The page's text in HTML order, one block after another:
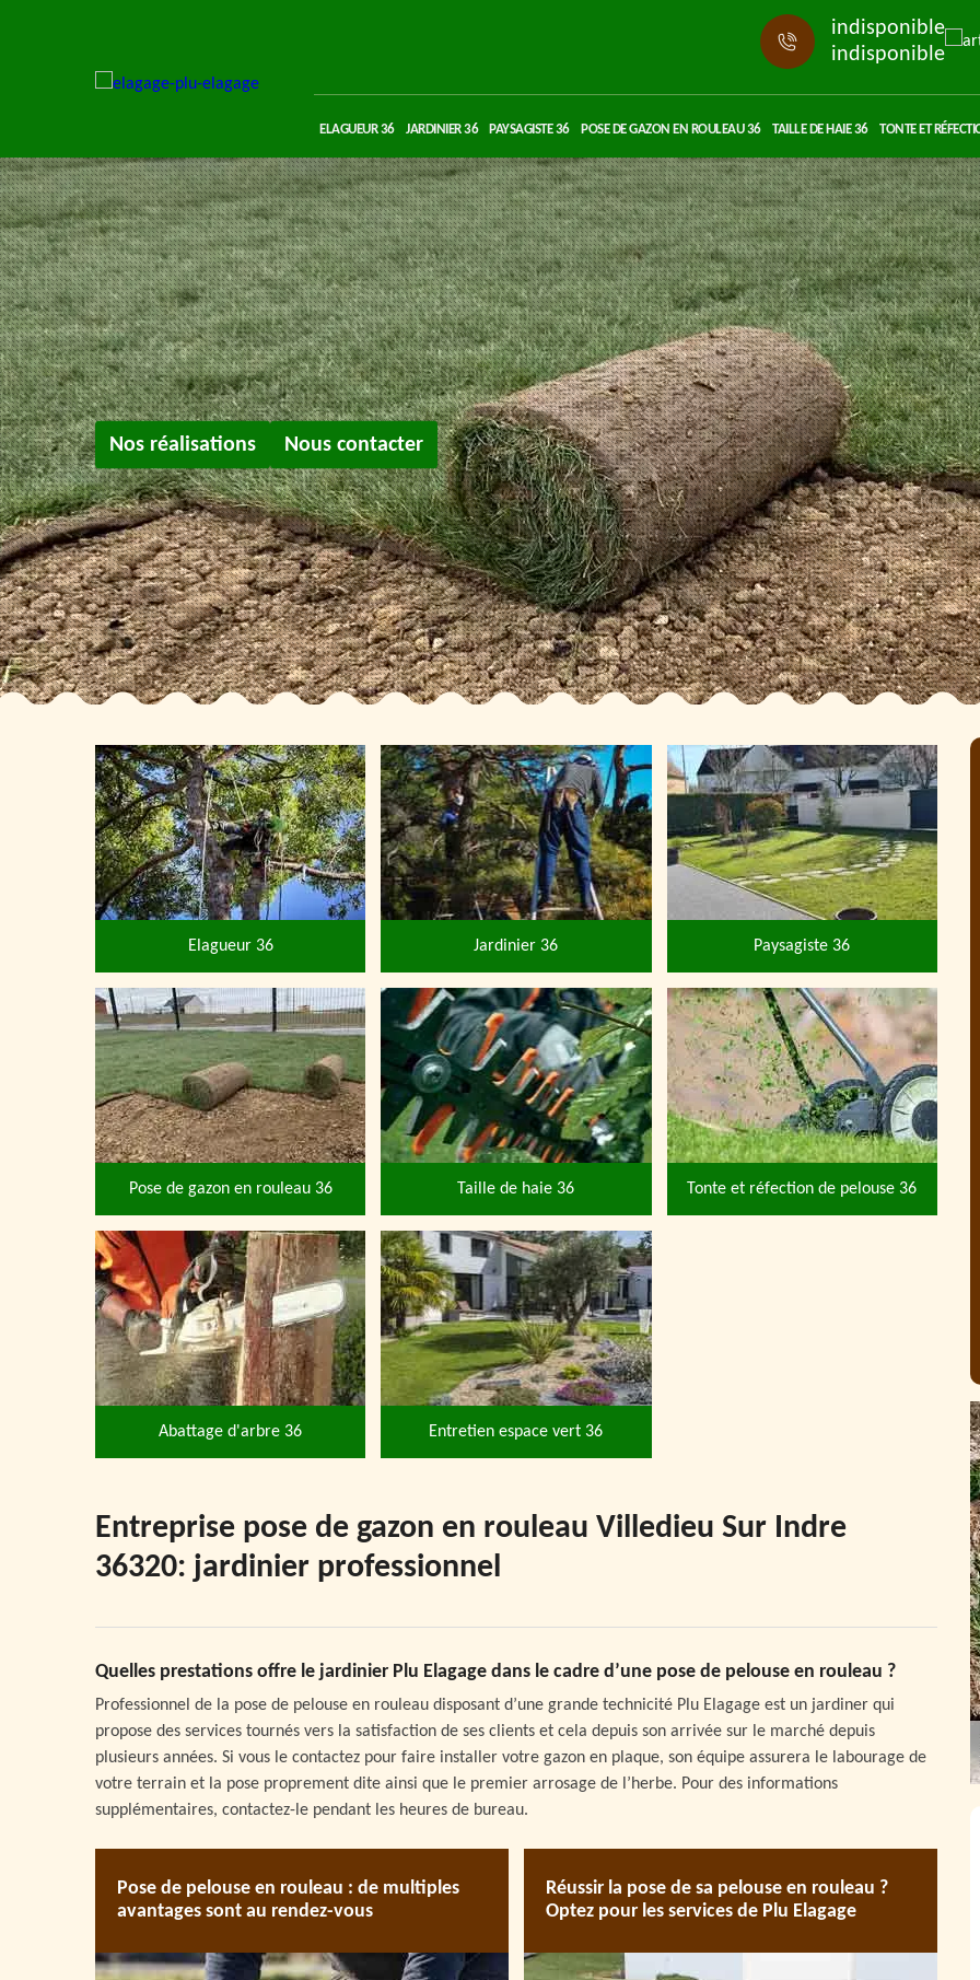
indisponible
indisponible
ELAGUEUR 36 JARDINIER 36 PAYSAGISTE 36 POSE DE GAZON EN ROULEAU 36 TAILLE DE HAIE 36 TONTE ET
Nos réalisations Nous contacter
Elagueur 36 Jardinier 36 Paysagiste 36
Pose de gazon en rouleau 36 Taille de haie 36 Tonte et réfection de pelouse 36
Abattage d'arbre 36 Entretien espace vert 36
Entreprise pose de gazon en rouleau Villedieu Sur Indre
36320: jardinier professionnel
Quelles prestations offre le jardinier Plu Elagage dans le cadre d’une pose de pelouse en rouleau ?
Professionnel de la pose de pelouse en rouleau disposant d’une grande technicité Plu Elagage est un jardiner qui
propose des services tournés vers la satisfaction de ses clients et cela depuis son arrivée sur le marché depuis
plusieurs années. Si vous le contactez pour faire installer votre gazon en plaque, son équipe assurera le labourage de
votre terrain et la pose proprement dite ainsi que le premier arrosage de l’herbe. Pour des informations
supplémentaires, contactez-le pendant les heures de bureau.
Pose de pelouse en rouleau : de multiples
avantages sont au rendez-vous
Réussir la pose de sa pelouse en rouleau ?
Optez pour les services de Plu Elagage